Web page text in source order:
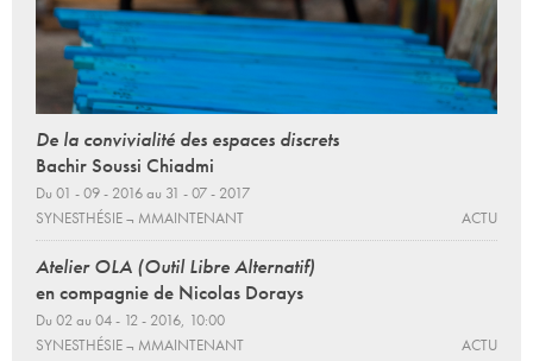
De la convivialité des espaces discrets
Bachir Soussi Chiadmi
Du 01 - 09 - 2016 au 31 - 07 - 2017
SYNESTHÉSIE ¬ MMAINTENANT
ACTU
Atelier OLA (Outil Libre Alternatif)
en compagnie de Nicolas Dorays
Du 02 au 04 - 12 - 2016, 10:00
SYNESTHÉSIE ¬ MMAINTENANT
ACTU